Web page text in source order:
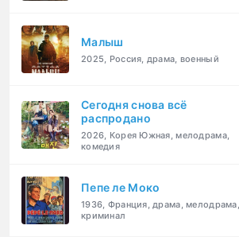
Малыш
2025, Россия, драма, военный
Сегодня снова всё
распродано
2026, Корея Южная, мелодрама,
комедия
Пепе ле Моко
1936, Франция, драма, мелодрама,
криминал